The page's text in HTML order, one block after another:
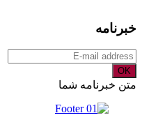
خبرنامه
OK
متن خبرنامه شما